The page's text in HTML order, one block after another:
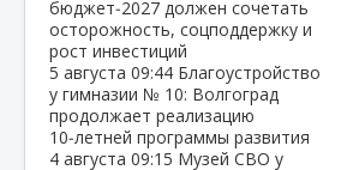
бюджет‑2027 должен сочетать
осторожность, соцподдержку и
рост инвестиций
5 августа 09:44 Благоустройство
у гимназии № 10: Волгоград
продолжает реализацию
10‑летней программы развития
4 августа 09:15 Музей СВО у